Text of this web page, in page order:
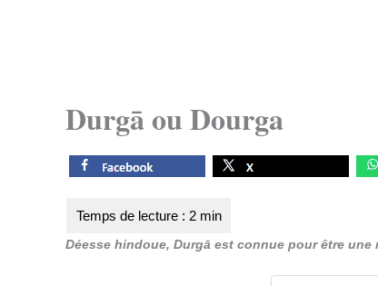
Durgā ou Dourga
Déesse hindoue, Durgā est connue pour être